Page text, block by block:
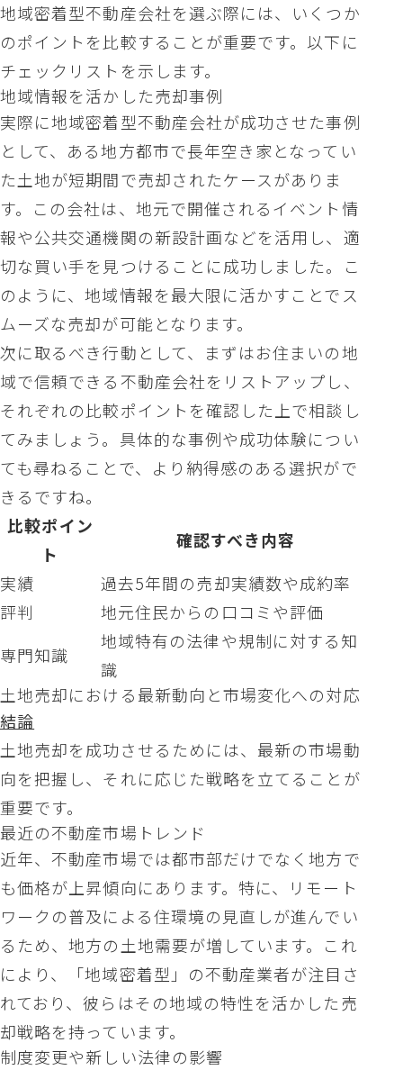
地域密着型不動産会社を選ぶ際には、いくつか
のポイントを比較することが重要です。以下に
チェックリストを示します。
地域情報を活かした売却事例
実際に地域密着型不動産会社が成功させた事例
として、ある地方都市で長年空き家となってい
た土地が短期間で売却されたケースがありま
す。この会社は、地元で開催されるイベント情
報や公共交通機関の新設計画などを活用し、適
切な買い手を見つけることに成功しました。こ
のように、地域情報を最大限に活かすことでス
ムーズな売却が可能となります。
次に取るべき行動として、まずはお住まいの地
域で信頼できる不動産会社をリストアップし、
それぞれの比較ポイントを確認した上で相談し
てみましょう。具体的な事例や成功体験につい
ても尋ねることで、より納得感のある選択がで
きるですね。
比較ポイン
ト
確認すべき内容
実績
過去5年間の売却実績数や成約率
評判
地元住民からの口コミや評価
専門知識
地域特有の法律や規制に対する知
識
土地売却における最新動向と市場変化への対応
結論
土地売却を成功させるためには、最新の市場動
向を把握し、それに応じた戦略を立てることが
重要です。
最近の不動産市場トレンド
近年、不動産市場では都市部だけでなく地方で
も価格が上昇傾向にあります。特に、リモート
ワークの普及による住環境の見直しが進んでい
るため、地方の土地需要が増しています。これ
により、「地域密着型」の不動産業者が注目さ
れており、彼らはその地域の特性を活かした売
却戦略を持っています。
制度変更や新しい法律の影響